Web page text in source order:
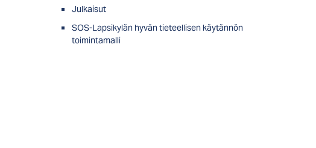
Julkaisut
SOS-Lapsikylän hyvän tieteellisen käytännön
toimintamalli